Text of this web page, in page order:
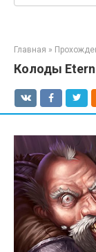
Главная »
Колоды